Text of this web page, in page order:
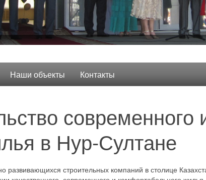
Наши объекты Контакты
современного
в Нур-Султане
строительных компаний в столице